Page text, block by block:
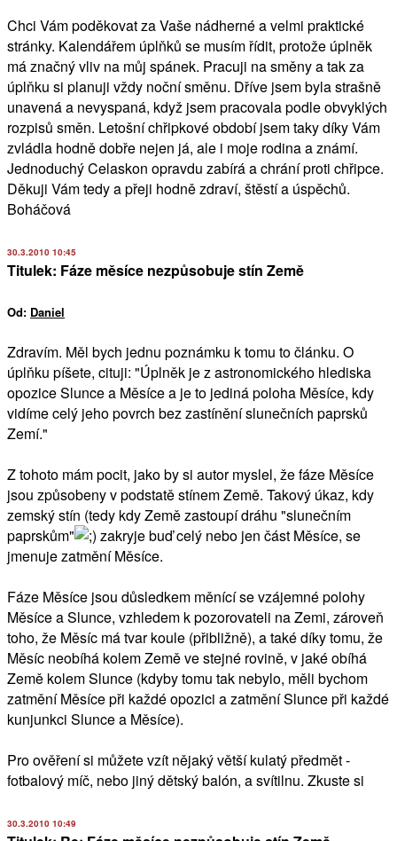
Chci Vám poděkovat za Vaše nádherné a velmi praktické
stránky. Kalendářem úplňků se musím řídit, protože úplněk
má značný vliv na můj spánek. Pracuji na směny a tak za
úplňku si planuji vždy noční směnu. Dříve jsem byla strašně
unavená a nevyspaná, když jsem pracovala podle obvyklých
rozpisů směn. Letošní chřipkové období jsem taky díky Vám
zvládla hodně dobře nejen já, ale i moje rodina a známí.
Jednoduchý Celaskon opravdu zabírá a chrání proti chřipce.
Děkuji Vám tedy a přeji hodně zdraví, štěstí a úspěchů.
Boháčová
30.3.2010 10:45
Titulek: Fáze měsíce nezpůsobuje stín Země
Od: Daniel
Zdravím. Měl bych jednu poznámku k tomu to článku. O
úplňku píšete, cituji: "Úplněk je z astronomického hlediska
opozice Slunce a Měsíce a je to jediná poloha Měsíce, kdy
vidíme celý jeho povrch bez zastínění slunečních paprsků
Zemí."
Z tohoto mám pocit, jako by si autor myslel, že fáze Měsíce
jsou způsobeny v podstatě stínem Země. Takový úkaz, kdy
zemský stín (tedy kdy Země zastoupí dráhu "slunečním
paprskům"
zakryje buď celý nebo jen část Měsíce, se
jmenuje zatmění Měsíce.
Fáze Měsíce jsou důsledkem měnící se vzájemné polohy
Měsíce a Slunce, vzhledem k pozorovateli na Zemi, zároveň
toho, že Měsíc má tvar koule (přibližně), a také díky tomu, že
Měsíc neobíhá kolem Země ve stejné rovině, v jaké obíhá
Země kolem Slunce (kdyby tomu tak nebylo, měli bychom
zatmění Měsíce při každé opozici a zatmění Slunce při každé
kunjunkci Slunce a Měsíce).
Pro ověření si můžete vzít nějaký větší kulatý předmět -
fotbalový míč, nebo jiný dětský balón, a svítilnu. Zkuste si
30.3.2010 10:49